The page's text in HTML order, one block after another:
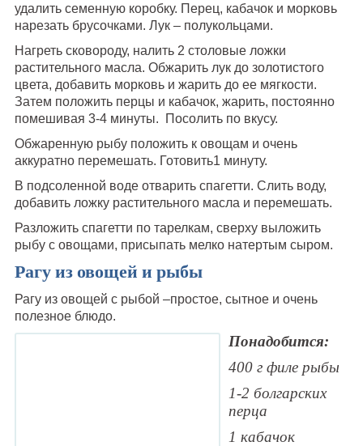
удалить семенную коробку. Перец, кабачок и морковь
нарезать брусочками. Лук – полукольцами.
Нагреть сковороду, налить 2 столовые ложки
растительного масла. Обжарить лук до золотистого
цвета, добавить морковь и жарить до ее мягкости.
Затем положить перцы и кабачок, жарить, постоянно
помешивая 3-4 минуты. Посолить по вкусу.
Обжаренную рыбу положить к овощам и очень
аккуратно перемешать. Готовить1 минуту.
В подсоленной воде отварить спагетти. Слить воду,
добавить ложку растительного масла и перемешать.
Разложить спагетти по тарелкам, сверху выложить
рыбу с овощами, присыпать мелко натертым сыром.
Рагу из овощей и рыбы
Рагу из овощей с рыбой –простое, сытное и очень
полезное блюдо.
Понадобится:
400 г филе рыбы
1-2 болгарских
перца
1 кабачок